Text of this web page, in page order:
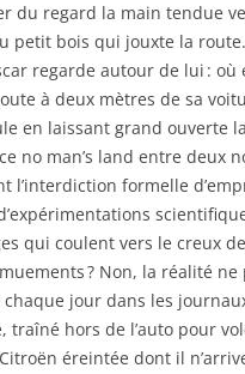
du regard la main tendue
petit bois qui jouxte la
regarde autour de lui : où
à deux mètres de sa
en laissant grand ouverte
no man’s land entre deux
l’interdiction formelle
qui coulent vers le creux
? Non, la réalité
jour dans les
hors de l’auto pour
éreintée dont il